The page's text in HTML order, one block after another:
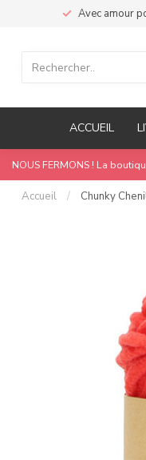
Avec amour
ACCUEIL
NOUS FERMONS ! La
Accueil / Chunky